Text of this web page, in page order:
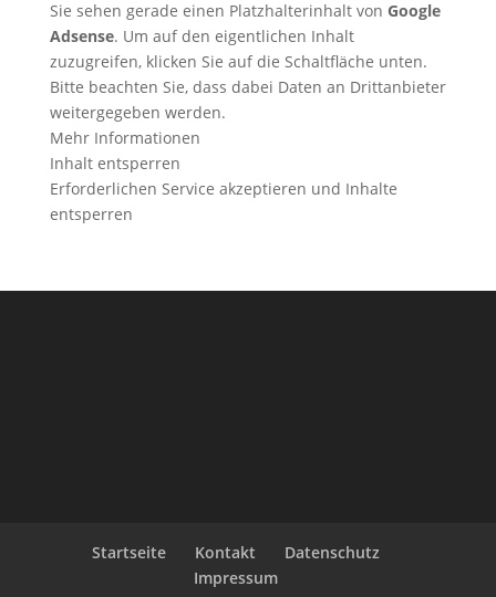
Sie sehen gerade einen Platzhalterinhalt von Google
Adsense. Um auf den eigentlichen Inhalt
zuzugreifen, klicken Sie auf die Schaltfläche unten.
Bitte beachten Sie, dass dabei Daten an Drittanbieter
weitergegeben werden.
Mehr Informationen
Inhalt entsperren
Erforderlichen Service akzeptieren und Inhalte
entsperren
Startseite Kontakt
Datenschutz
Impressum